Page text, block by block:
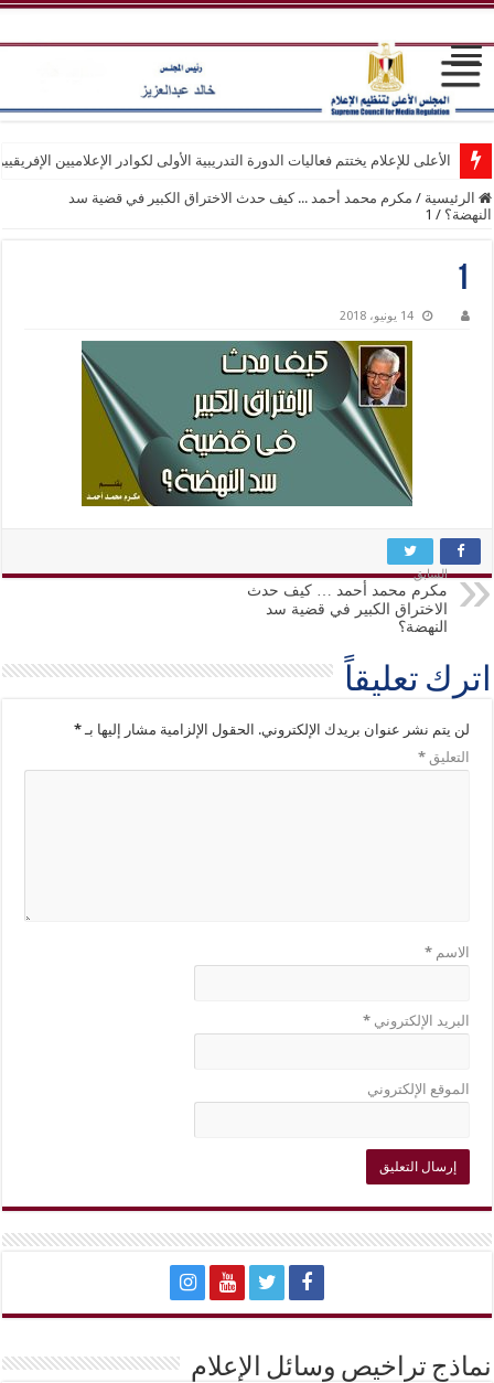
الأعلى للإعلام يختتم فعاليات الدورة التدريبية الأولى لكوادر الإعلاميين
الرئيسية / مكرم محمد أحمد ... كيف حدث الاختراق الكبير في قضية سد
النهضة؟ /
1
1
14 يونيو، 2018
السابق
مكرم محمد أحمد … كيف حدث
الاختراق الكبير في قضية سد
النهضة؟
اترك تعليقاً
لن يتم نشر عنوان بريدك الإلكتروني. الحقول الإلزامية مشار إليها بـ*
التعليق*
الاسم*
البريد الإلكتروني*
الموقع الإلكتروني
نماذج تراخيص وسائل الإعلام